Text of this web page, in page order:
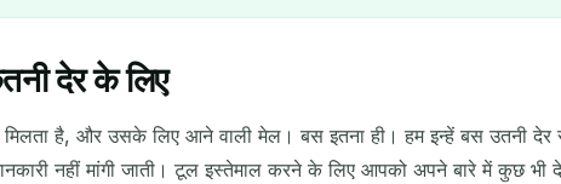
देर के लिए
है, और उसके लिए आने वाली मेल। बस इतना ही। हम इन्हें बस उतनी
नहीं मांगी जाती। टूल इस्तेमाल करने के लिए आपको अपने बारे में कुछ भी